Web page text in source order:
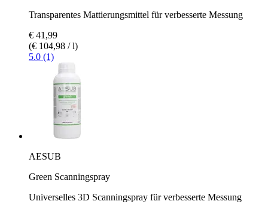
Transparentes Mattierungsmittel für verbesserte Messung
€ 41,99
(€ 104,98 / l)
5.0 (1)
AESUB
Green Scanningspray
Universelles 3D Scanningspray für verbesserte Messung